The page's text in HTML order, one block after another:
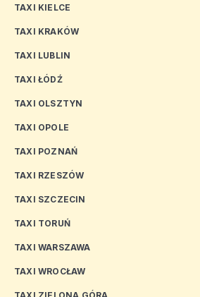
TAXI KIELCE
TAXI KRAKÓW
TAXI LUBLIN
TAXI ŁÓDŹ
TAXI OLSZTYN
TAXI OPOLE
TAXI POZNAŃ
TAXI RZESZÓW
TAXI SZCZECIN
TAXI TORUŃ
TAXI WARSZAWA
TAXI WROCŁAW